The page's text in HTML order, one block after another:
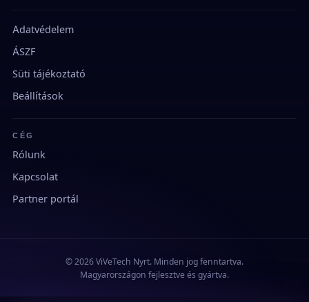
Adatvédelem
ÁSZF
Süti tájékoztató
Beállítások
CÉG
Rólunk
Kapcsolat
Partner portál
© 2026 ViVeTech Nyrt. Minden jog fenntartva.
Magyarországon fejlesztve és gyártva.